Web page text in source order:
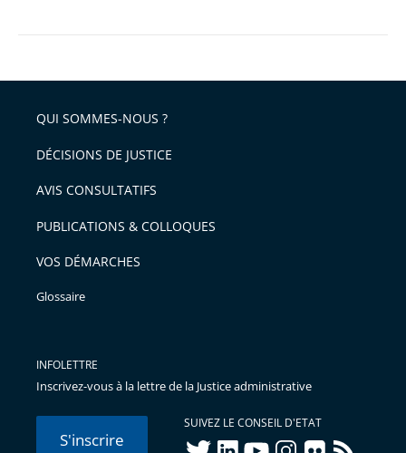
QUI SOMMES-NOUS ?
DÉCISIONS DE JUSTICE
AVIS CONSULTATIFS
PUBLICATIONS & COLLOQUES
VOS DÉMARCHES
Glossaire
INFOLETTRE
Inscrivez-vous à la lettre de la Justice administrative
S'inscrire
SUIVEZ LE CONSEIL D'ETAT
twitterlinkedInyoutubeinstagram
flickr rss